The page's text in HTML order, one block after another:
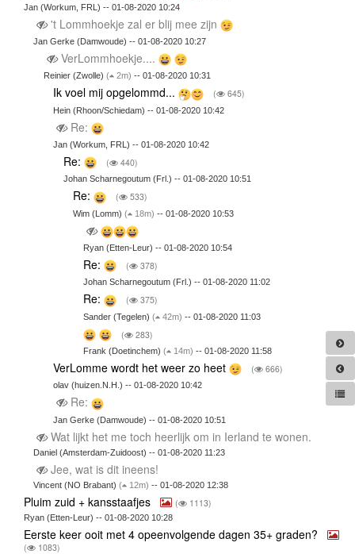
Jan (Workum, FRL) -- 01-08-2020 10:24
't Lommhoekje zal er blij mee zijn
Jan Gerke (Damwoude) -- 01-08-2020 10:27
VerLommhoekje....
Reinier (Zwolle) ( 2m) -- 01-08-2020 10:31
Ik voel mij opgelommd... ( 645)
Hein (Rhoon/Schiedam) -- 01-08-2020 10:42
Re:
Jan (Workum, FRL) -- 01-08-2020 10:42
Re: ( 440)
Johan Scharnegoutum (Frl.) -- 01-08-2020 10:51
Re: ( 533)
Wim (Lomm)( 18m) -- 01-08-2020 10:53
Ryan (Etten-Leur) -- 01-08-2020 10:54
Re: ( 378)
Johan Scharnegoutum (Frl.) -- 01-08-2020 11:02
Re: ( 375)
Sander (Tegelen) ( 42m) -- 01-08-2020 11:03
( 283)
Frank (Doetinchem) ( 14m) -- 01-08-2020 11:58
VerLomme wordt het weer zo heet ( 666)
olav (huizen.N.H.) -- 01-08-2020 10:42
Re:
Jan Gerke (Damwoude) -- 01-08-2020 10:51
Wat lijkt het me toch heerlijk om in Ierland te wonen.
Daniel (Amsterdam-Zuidoost) -- 01-08-2020 11:23
Jee, wat is dit ineens!
Vincent (NO Brabant)( 12m) -- 01-08-2020 12:38
Pluim zuid + kansstaafjes ( 1113)
Ryan (Etten-Leur) -- 01-08-2020 10:28
Eerste keer ooit met 4 opeenvolgende dagen 35+ graden?
( 1083)